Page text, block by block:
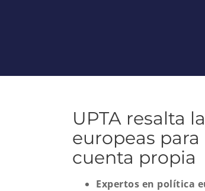
UPTA resalta
europeas
cuenta propia
Expertos en política